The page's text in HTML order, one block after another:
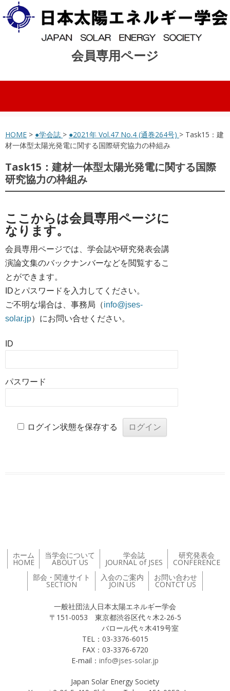
会員専用ページ
コンテンツへスキップ
HOME > ●学会誌 > ●2021年 Vol.47 No.4 (通巻264号) > Task15：建
材一体型太陽光発電に関する国際研究協力の枠組み
Task15：建材一体型太陽光発電に関する国際
研究協力の枠組み
ここからは会員専用ページに
なります。
会員専用ページでは、学会誌や研究発表会講
演論文集のバックナンバーなどを閲覧するこ
とができます。
IDとパスワードを入力してください。
ご不明な場合は、事務局（info@jses-
solar.jp）にお問い合せください。
ID
パスワード
ログイン状態を保存する
ホーム
HOME
当学会について
ABOUT US
学会誌
JOURNAL of JSES
研究発表会
CONFERENCE
部会・関連サイト
SECTION
入会のご案内
JOIN US
お問い合わせ
CONTCT US
一般社団法人日本太陽エネルギー学会
〒151-0053 東京都渋谷区代々木2-26-5
バロール代々木419号室
TEL：03-3376-6015
FAX：03-3376-6720
E-mail： info@jses-solar.jp
Japan Solar Energy Society